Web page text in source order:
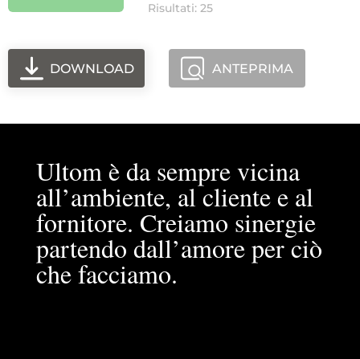
Risultati: 25
DOWNLOAD ANTEPRIMA
Ultom è da sempre vicina
all’ambiente, al cliente e al
fornitore. Creiamo sinergie
partendo dall’amore per ciò
che facciamo.